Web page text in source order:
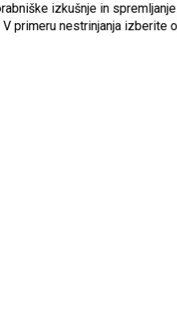
izkušnje in
primeru nestrinjanja izberite